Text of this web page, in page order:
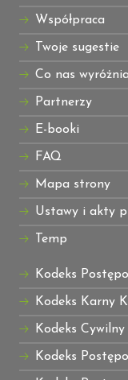
Współpraca
Twoje sugestie
Co nas wyróżnia
Partnerzy
E-booki
FAQ
Mapa strony
Ustawy i akty
Temp
Kodeks
Kodeks Karny
Kodeks Cywilny
Kodeks